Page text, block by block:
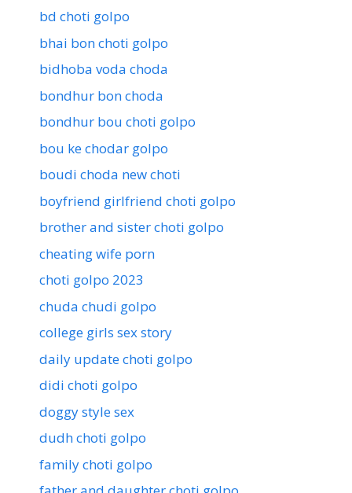
bd choti golpo
bhai bon choti golpo
bidhoba voda choda
bondhur bon choda
bondhur bou choti golpo
bou ke chodar golpo
boudi choda new choti
boyfriend girlfriend choti golpo
brother and sister choti golpo
cheating wife porn
choti golpo 2023
chuda chudi golpo
college girls sex story
daily update choti golpo
didi choti golpo
doggy style sex
dudh choti golpo
family choti golpo